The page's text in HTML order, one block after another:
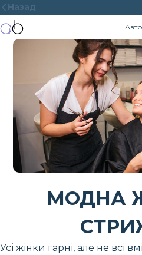
Назад
МОДНА
Усі жінки гарні, але не всі